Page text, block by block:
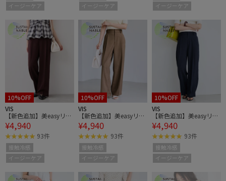
イージーケア
イージーケア
イージーケア
10%OFF
VIS
【新色追加】美easyリネ
ンライクワイドパンツ/
イージーケア・接触冷
感・セットアップ対応
¥4,940
93件
接触冷感
イージーケア
10%OFF
VIS
【新色追加】美easyリネ
ンライクワイドパンツ/
イージーケア・接触冷
感・セットアップ対応
¥4,940
93件
接触冷感
イージーケア
10%OFF
VIS
【新色追加】美easyリネ
ンライクワイドパンツ/
イージーケア・接触冷
感・セットアップ対応
¥4,940
93件
接触冷感
イージーケア